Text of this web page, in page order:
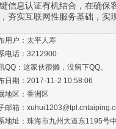
信息认证有机结合，在确保
夯实互联网性服务基础，实
用户：太平人寿
电话：3212900
QQ：这家伙很懒，没留下QQ。
日期：2017-11-2 10:58:06
地区：香洲区
邮箱：
地址：珠海市九州大道东1195号